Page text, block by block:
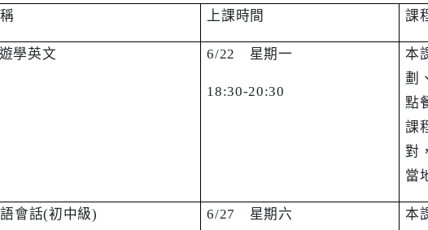
上課時間 課
學英文 6/22 星期一
18:30-20:30
本
劃
點
課
對
當
會話(初中級) 6/27 星期六
本